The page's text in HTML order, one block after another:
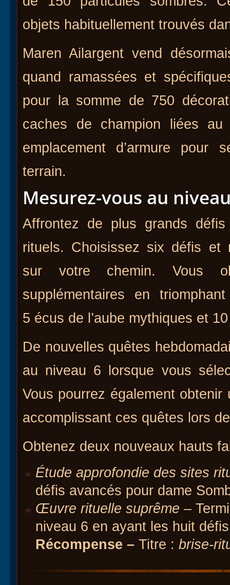
objets habituellement trouvés
Maren Ailargent vend
quand ramassées et
pour la somme de 750
caches de champion liées
emplacement d’armure pour
terrain.
Mesurez-vous au
Affrontez de plus grands
rituels. Choisissez six défis et
sur votre chemin. Vous
supplémentaires en
5 écus de l’aube mythiques et
De nouvelles quêtes
au niveau 6 lorsque vous
Vous pourrez également
accomplissant ces quêtes lors
Obtenez deux nouveaux hauts
Étude approfondie des sites
défis avancés pour dame
Œuvre rituelle suprême –
niveau 6 en ayant les huit
Récompense – Titre : brise-